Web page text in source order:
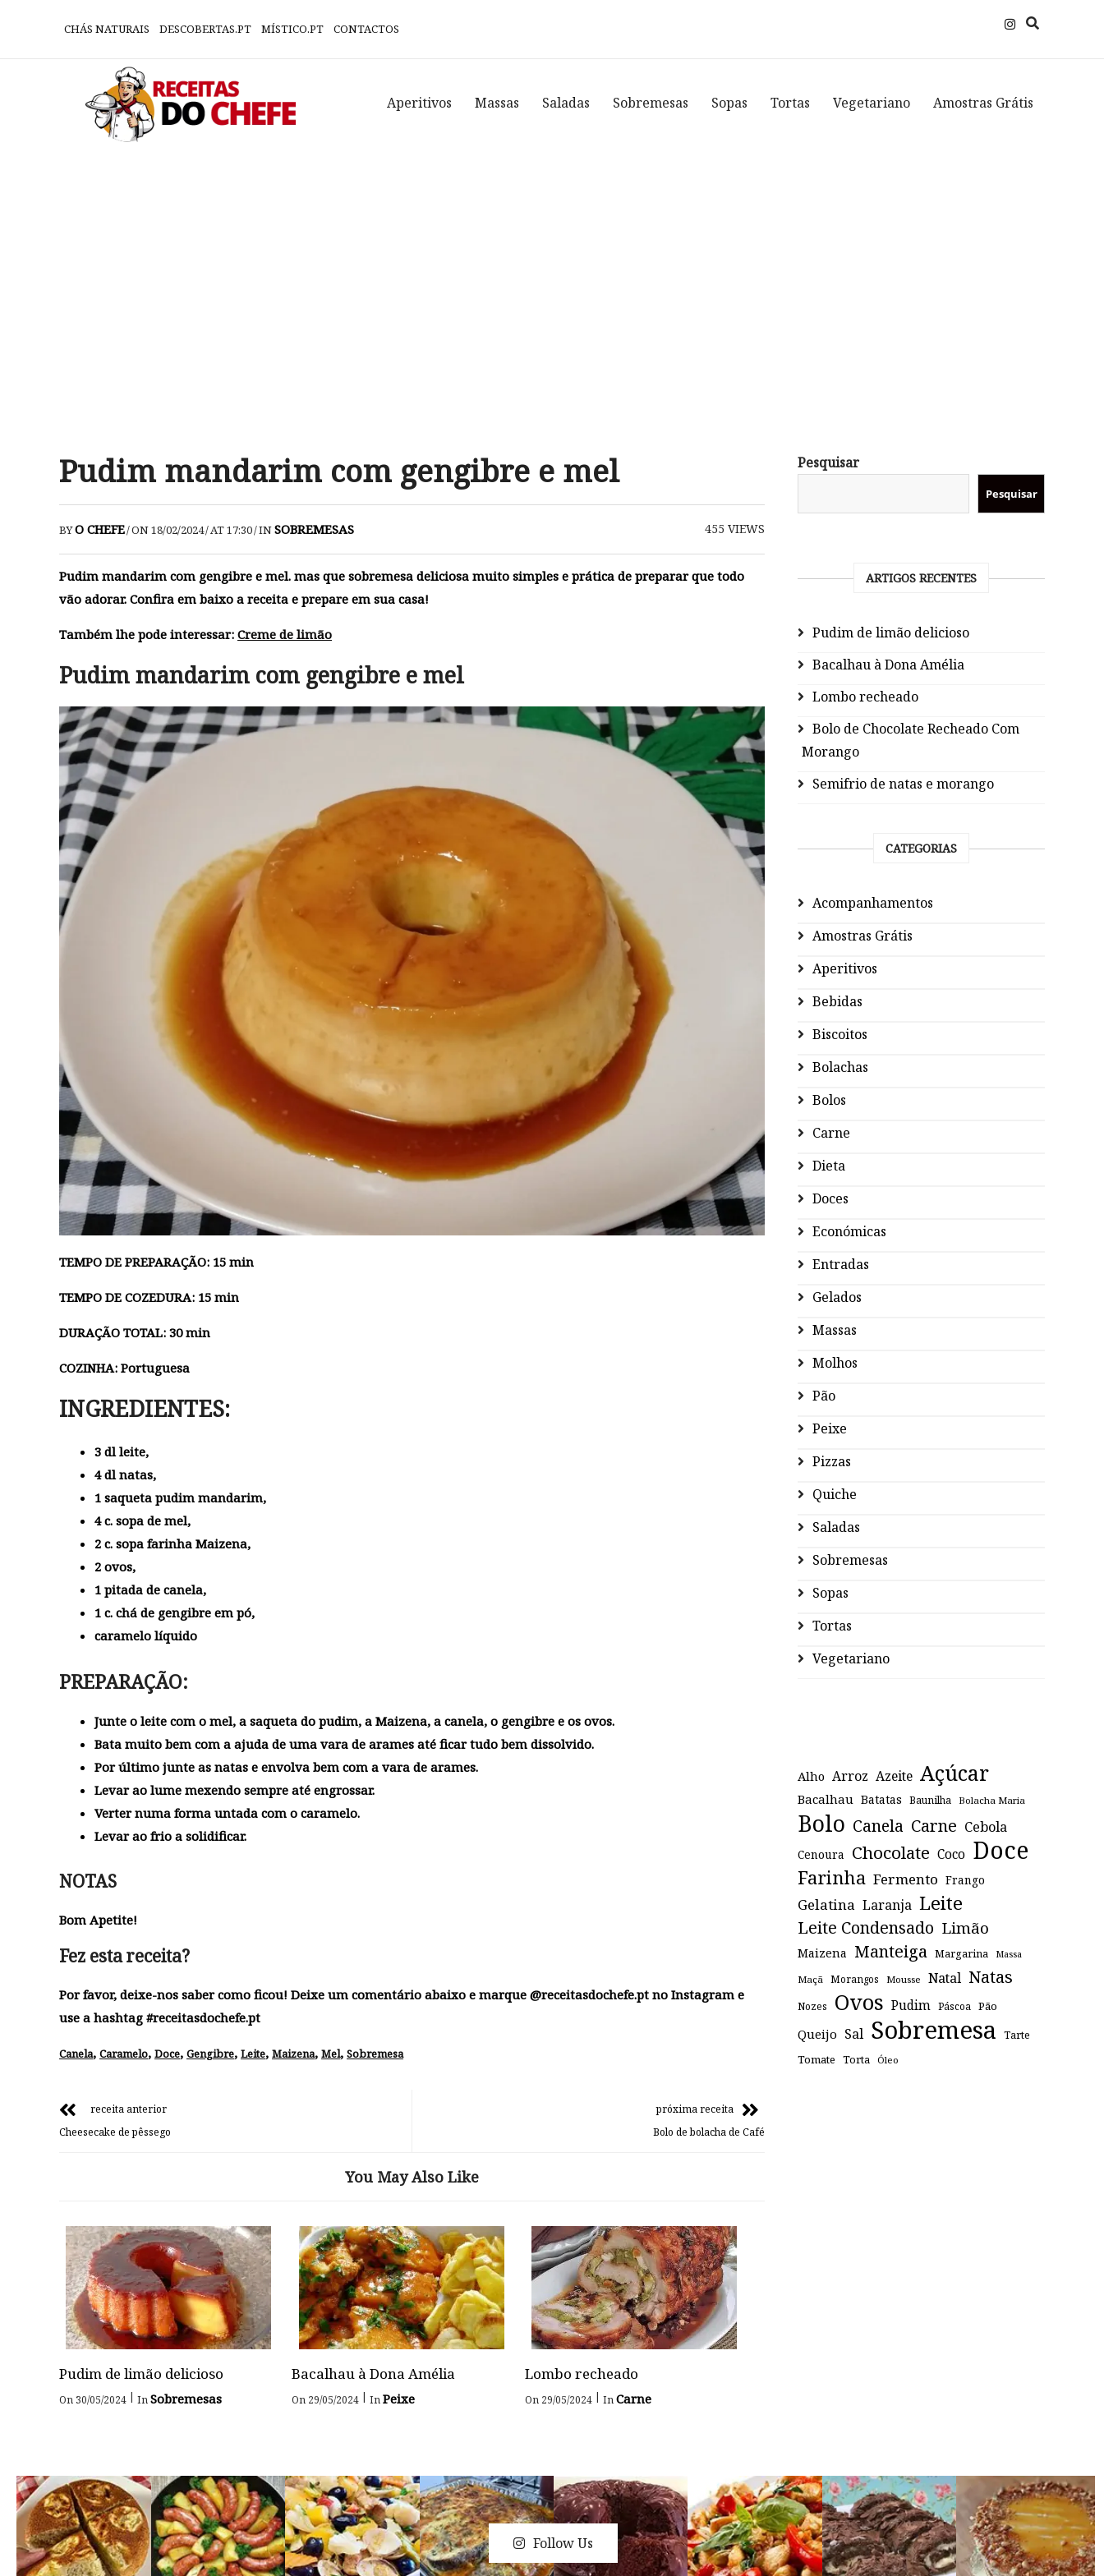
CHÁS NATURAIS DESCOBERTAS.PT MÍSTICO.PT CONTACTOS
Aperitivos Massas Saladas Sobremesas Sopas Tortas Vegetariano Amostras Grátis
Pudim mandarim com gengibre e mel
BYO CHEFE/ON 18/02/2024/AT 17:30/INSOBREMESAS 455VIEWS
Pudim mandarim com gengibre e mel. mas que sobremesa deliciosa muito simples e prática de preparar que todo
vão adorar. Confira em baixo a receita e prepare em sua casa!
Também lhe pode interessar: Creme de limão
Pudim mandarim com gengibre e mel
TEMPO DE PREPARAÇÃO: 15 min
TEMPO DE COZEDURA: 15 min
DURAÇÃO TOTAL: 30 min
COZINHA: Portuguesa
INGREDIENTES:
3 dl leite,
4 dl natas,
1 saqueta pudim mandarim,
4 c. sopa de mel,
2 c. sopa farinha Maizena,
2 ovos,
1 pitada de canela,
1 c. chá de gengibre em pó,
caramelo líquido
PREPARAÇÃO:
Junte o leite com o mel, a saqueta do pudim, a Maizena, a canela, o gengibre e os ovos.
Bata muito bem com a ajuda de uma vara de arames até ficar tudo bem dissolvido.
Por último junte as natas e envolva bem com a vara de arames.
Levar ao lume mexendo sempre até engrossar.
Verter numa forma untada com o caramelo.
Levar ao frio a solidificar.
NOTAS
Bom Apetite!
Fez esta receita?
Por favor, deixe-nos saber como ficou! Deixe um comentário abaixo e marque @receitasdochefe.pt no Instagram e
use a hashtag #receitasdochefe.pt
Canela, Caramelo, Doce, Gengibre, Leite, Maizena, Mel, Sobremesa
receita anterior
Cheesecake de pêssego
próxima receita
Bolo de bolacha de Café
You May Also Like
Pudim de limão delicioso
On 30/05/2024 | InSobremesas
Bacalhau à Dona Amélia
On 29/05/2024 | InPeixe
Lombo recheado
On 29/05/2024 | InCarne
Pesquisar
Pesquisar
ARTIGOS RECENTES
Pudim de limão delicioso
Bacalhau à Dona Amélia
Lombo recheado
Bolo de Chocolate Recheado Com
Morango
Semifrio de natas e morango
CATEGORIAS
Acompanhamentos
Amostras Grátis
Aperitivos
Bebidas
Biscoitos
Bolachas
Bolos
Carne
Dieta
Doces
Económicas
Entradas
Gelados
Massas
Molhos
Pão
Peixe
Pizzas
Quiche
Saladas
Sobremesas
Sopas
Tortas
Vegetariano
Alho Arroz Azeite Açúcar
Bacalhau Batatas Baunilha Bolacha Maria
Bolo Canela Carne Cebola
Cenoura Chocolate Coco Doce
Farinha Fermento Frango
Gelatina Laranja Leite
Leite Condensado Limão
Maizena Manteiga Margarina Massa
Maçã Morangos Mousse Natal Natas
Nozes Ovos Pudim Páscoa Pão
Queijo Sal Sobremesa Tarte
Tomate Torta Óleo
Follow Us